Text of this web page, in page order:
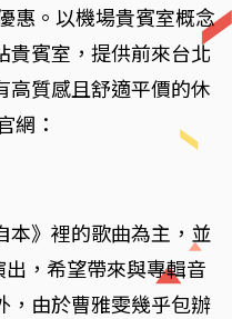
惠。以機場貴賓室概念
貴賓室，提供前來台北
高質感且舒適平價的休
網：
本》裡的歌曲為主，並
，希望帶來與專輯音
，由於曹雅雯幾乎包辦